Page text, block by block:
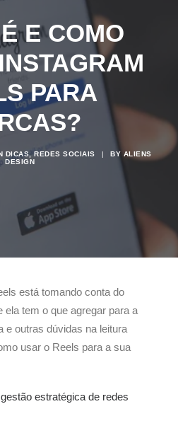
E COMO
PARA
DICAS REDES SOCIAIS | BY ALIENS
DESIGN
está tomando conta do
ela tem o que agregar para a
e outras dúvidas na leitura
usar o Reels para a sua
estratégica de redes